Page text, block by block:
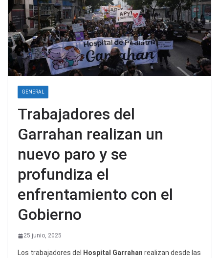
GENERAL
Trabajadores del
Garrahan realizan un
nuevo paro y se
profundiza el
enfrentamiento con el
Gobierno
25 junio, 2025
Los trabajadores del Hospital Garrahan realizan desde las